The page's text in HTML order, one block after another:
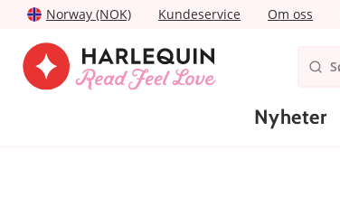
Norway (NOK) Kundeservice Om oss
Nyheter